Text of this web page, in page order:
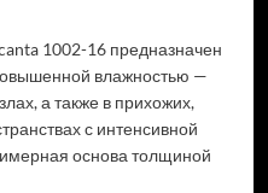
1002-16 предназначен
влажностью —
а также в прихожих,
с интенсивной
основа толщиной